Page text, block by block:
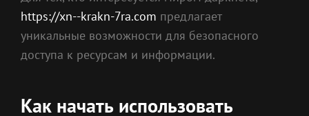
https://xn--krakn-7ra.com предлагает
уникальные возможности для безопасного
доступа к ресурсам и информации.
Как начать использовать